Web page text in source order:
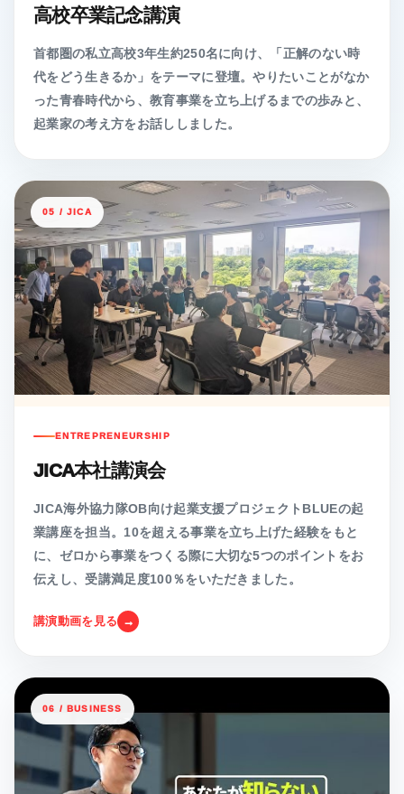
高校卒業記念講演
首都圏の私立高校3年生約250名に向け、「正解のない時
代をどう生きるか」をテーマに登壇。やりたいことがなか
った青春時代から、教育事業を立ち上げるまでの歩みと、
起業家の考え方をお話ししました。
05 / JICA
ENTREPRENEURSHIP
JICA本社講演会
JICA海外協力隊OB向け起業支援プロジェクトBLUEの起
業講座を担当。10を超える事業を立ち上げた経験をもと
に、ゼロから事業をつくる際に大切な5つのポイントをお
伝えし、受講満足度100％をいただきました。
講演動画を見る
06 / BUSINESS